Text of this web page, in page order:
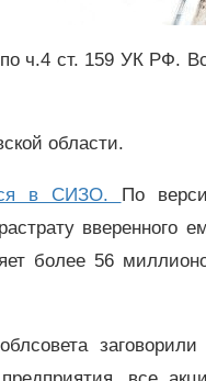
ч.4 ст. 159 УК РФ.
области.
в СИЗО.
По
вверенного
более 56
заговорили